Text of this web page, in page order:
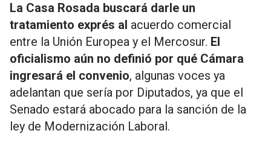
La Casa Rosada buscará darle un
tratamiento exprés al acuerdo comercial
entre la Unión Europea y el Mercosur. El
oficialismo aún no definió por qué Cámara
ingresará el convenio, algunas voces ya
adelantan que sería por Diputados, ya que el
Senado estará abocado para la sanción de la
ley de Modernización Laboral.